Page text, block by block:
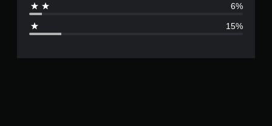
3
9
6%
15%